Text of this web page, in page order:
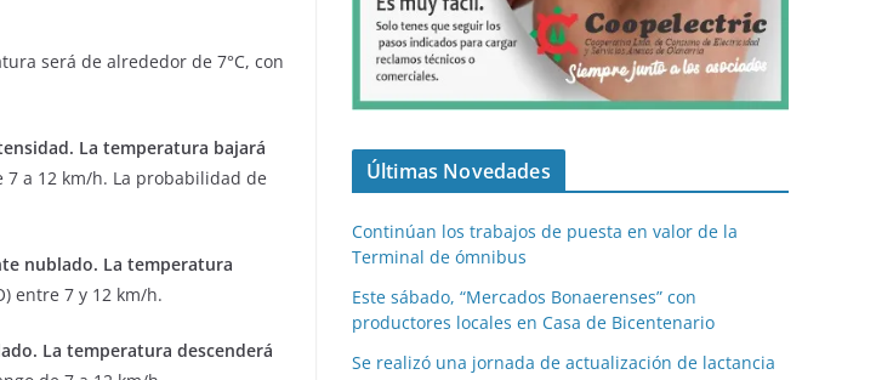
será de alrededor de 7°C, con
La temperatura bajará
7 a 12 km/h. La probabilidad de
nublado. La temperatura
entre 7 y 12 km/h.
La temperatura descenderá
Últimas Novedades
Continúan los trabajos de puesta en valor de la
Terminal de ómnibus
Este sábado, “Mercados Bonaerenses” con
productores locales en Casa de Bicentenario
Se realizó una jornada de actualización de lactancia